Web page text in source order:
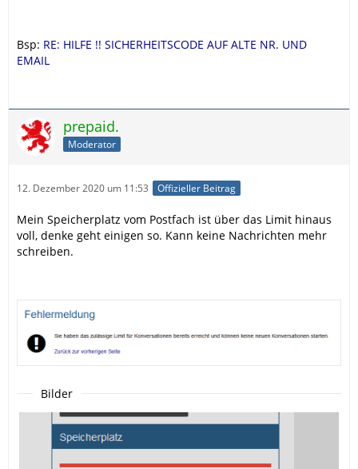
Bsp: RE: HILFE !! SICHERHEITSCODE AUF ALTE NR. UND
EMAIL
prepaid.
Moderator
12. Dezember 2020 um 11:53 Offizieller Beitrag
Mein Speicherplatz vom Postfach ist über das Limit hinaus
voll, denke geht einigen so. Kann keine Nachrichten mehr
schreiben.
Bilder